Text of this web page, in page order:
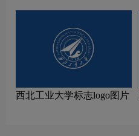
西北工业大学标志logo图片